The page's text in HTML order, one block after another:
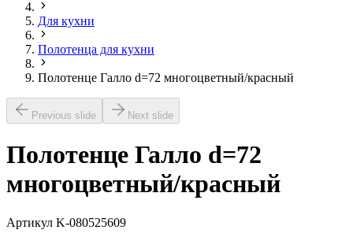
Для кухни
Полотенца для кухни
Полотенце Галло d=72 многоцветный/красный
Previous slide Next slide
Полотенце Галло d=72
многоцветный/красный
Артикул K-080525609